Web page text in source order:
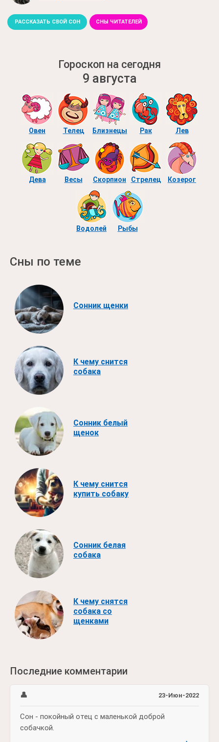
РАССКАЗАТЬ СВОЙ СОН СНЫ ЧИТАТЕЛЕЙ
Гороскоп на сегодня
9 августа
Овен Телец Близнецы Рак Лев
Дева Весы Скорпион Стрелец Козерог
Водолей Рыбы
Сны по теме
Сонник щенки
К чему снится
собака
Сонник белый
щенок
К чему снится
купить собаку
Сонник белая
собака
К чему снятся
собака со
щенками
Последние комментарии
23-Июн-2022
👤
Сон - покойный отец с маленькой доброй
собачкой.